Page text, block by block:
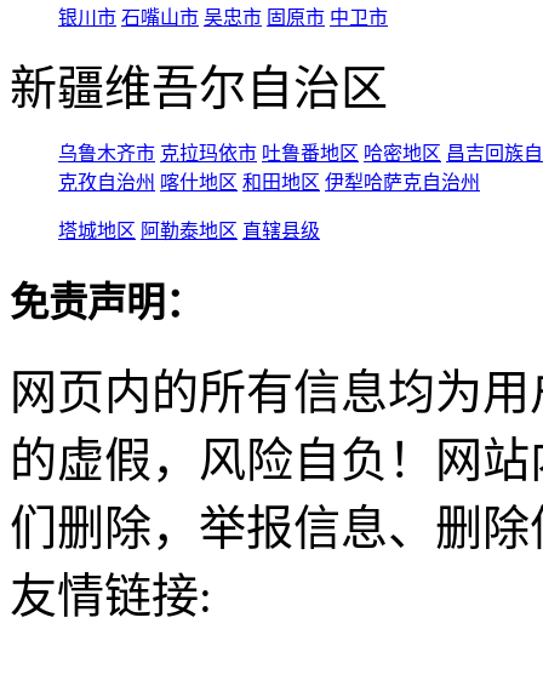
银川市 石嘴山市 吴忠市 固原市 中卫市
新疆维吾尔自治区
乌鲁木齐市 克拉玛依市 吐鲁番地区 哈密地区 昌吉回族
克孜自治州 喀什地区 和田地区 伊犁哈萨克自治州
塔城地区 阿勒泰地区 直辖县级
免责声明：
网页内的所有信息均为
的虚假，风险自负！网
们删除，举报信息、删
友情链接: